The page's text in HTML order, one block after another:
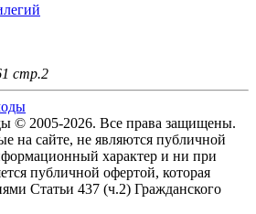
стр.2
© 2005-2026. Все права защищены.
на сайте, не являются публичной
характер и ни при
публичной офертой, которая
Статьи 437 (ч.2) Гражданского